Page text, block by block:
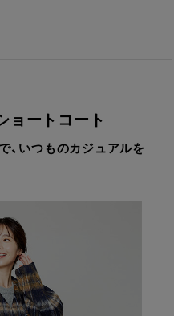
ョートコート
、いつものカジュアルを